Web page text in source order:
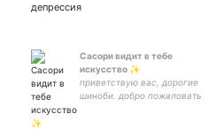
депрессия
Сасори видит в тебе
искусство ✨
приветствую вас, дорогие
шиноби. добро пожаловать